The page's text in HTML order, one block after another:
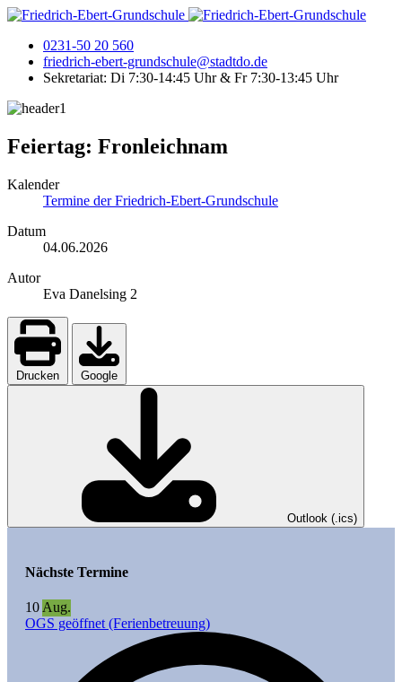
0231-50 20 560
friedrich-ebert-grundschule@stadtdo.de
Sekretariat: Di 7:30-14:45 Uhr & Fr 7:30-13:45 Uhr
Feiertag: Fronleichnam
Kalender
Termine der Friedrich-Ebert-Grundschule
Datum
04.06.2026
Autor
Eva Danelsing 2
Drucken Google
Outlook (.ics)
Nächste Termine
10 Aug.
OGS geöffnet (Ferienbetreuung)